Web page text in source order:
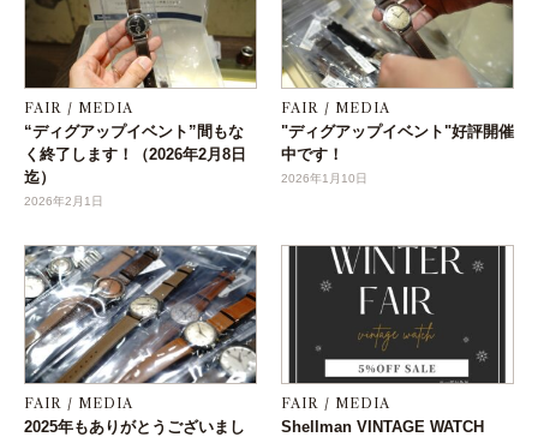
FAIR / MEDIA
“ディグアップイベント”間もな
く終了します！（2026年2月8日
迄）
2026年2月1日
FAIR / MEDIA
"ディグアップイベント"好評開催
中です！
2026年1月10日
FAIR / MEDIA
2025年もありがとうございまし
FAIR / MEDIA
Shellman VINTAGE WATCH